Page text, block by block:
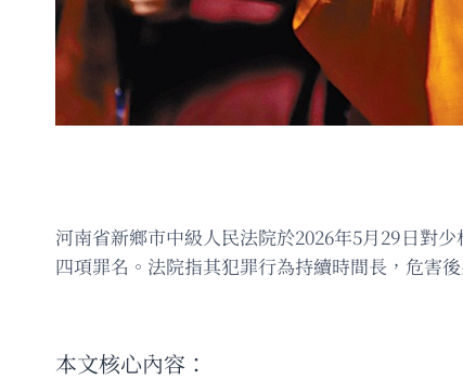
河南省新鄉市中級人民法院於2026年5月29日對
四項罪名。法院指其犯罪行為持續時間長，危害
本文核心內容：